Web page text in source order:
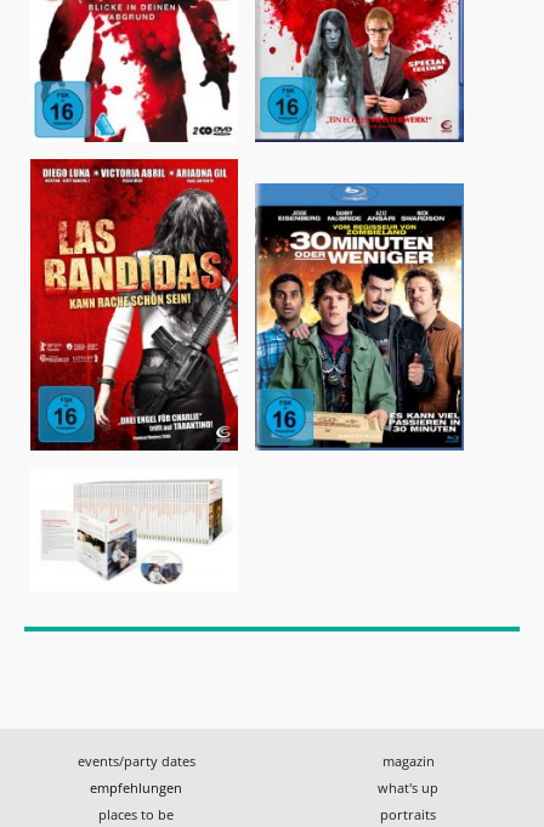
events/party dates
empfehlungen
places to be
magazin
what's up
portraits